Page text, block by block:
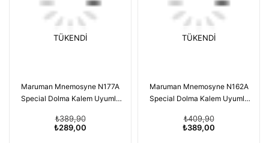
TÜKENDI
Maruman Mnemosyne N177A
Special Dolma Kalem Uyumlu
₺289,00
₺389,90
TÜKENDI
Maruman Mnemosyne N162A
Special Dolma Kalem Uyumlu
162A
₺389,00
₺409,90